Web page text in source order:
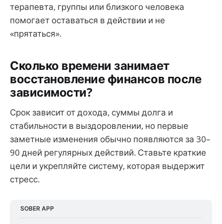
терапевта, группы или близкого человека
помогает оставаться в действии и не
«прятаться».
Сколько времени занимает
восстановление финансов после
зависимости?
Срок зависит от дохода, суммы долга и
стабильности в выздоровлении, но первые
заметные изменения обычно появляются за 30–
90 дней регулярных действий. Ставьте краткие
цели и укрепляйте систему, которая выдержит
стресс.
SOBER APP